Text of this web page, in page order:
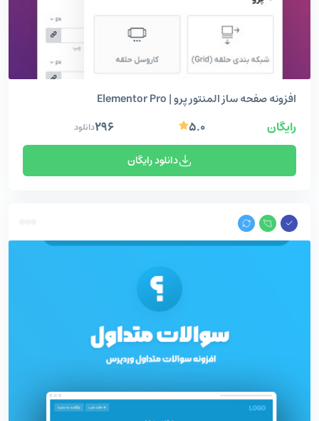
افزونه صفحه ساز المنتور پرو | Elementor Pro
رایگان ۵.۰ ۲۹۶دانلود
دانلود رایگان